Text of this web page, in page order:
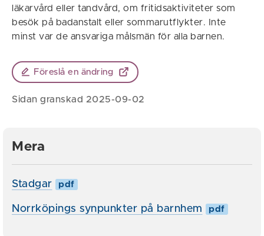
läkarvård eller tandvård, om fritidsaktiviteter som
besök på badanstalt eller sommarutflykter. Inte
minst var de ansvariga målsmän för alla barnen.
Föreslå en ändring
Sidan granskad 2025-09-02
Mera
Stadgar pdf
Norrköpings synpunkter på barnhem pdf